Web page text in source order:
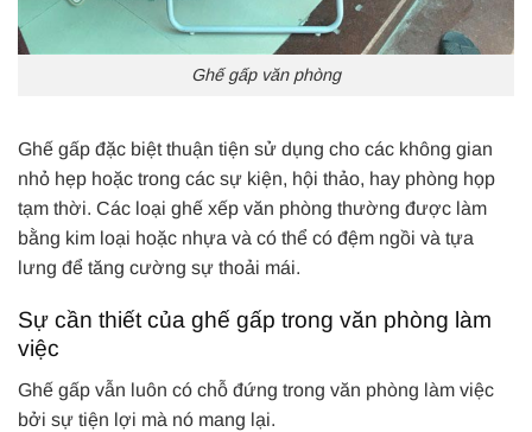
Ghế gấp văn phòng
Ghế gấp đặc biệt thuận tiện sử dụng cho các không gian
nhỏ hẹp hoặc trong các sự kiện, hội thảo, hay phòng họp
tạm thời. Các loại ghế xếp văn phòng thường được làm
bằng kim loại hoặc nhựa và có thể có đệm ngồi và tựa
lưng để tăng cường sự thoải mái.
Sự cần thiết của ghế gấp trong văn phòng làm
việc
Ghế gấp vẫn luôn có chỗ đứng trong văn phòng làm việc
bởi sự tiện lợi mà nó mang lại.